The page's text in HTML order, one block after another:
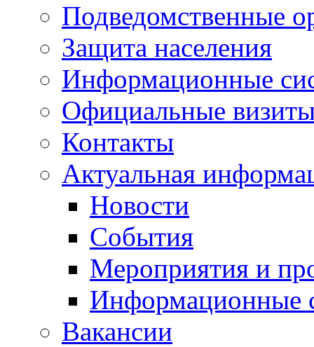
Подведомственные
Защита населения
Информационные
Официальные
Контакты
Актуальная
Новости
События
Мероприятия и
Информационные
Вакансии